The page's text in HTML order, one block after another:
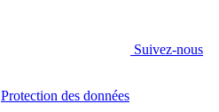
Suivez-nous
Protection des données